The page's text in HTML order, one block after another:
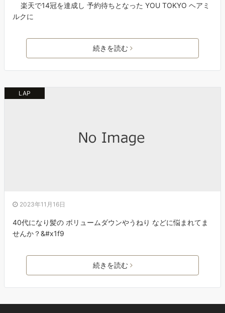
楽天で14冠を達成し 予約待ちとなった YOU TOKYO ヘアミ
ルクに
続きを読む
LAP
2023年11月16日
40代になり髪の ボリュームダウンやうねり などに悩まれてま
せんか？&#x1f9
続きを読む